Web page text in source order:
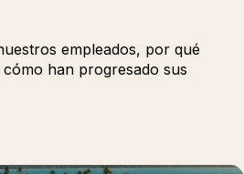
empleados, por qué
han progresado sus